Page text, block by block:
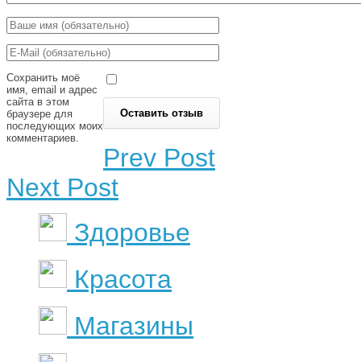
Сохранить моё
имя, email и адрес
сайта в этом
браузере для
последующих моих
комментариев.
Prev Post
Next Post
Здоровье
Красота
Магазины